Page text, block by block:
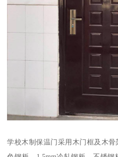
学校木制保温门采用木门框及木